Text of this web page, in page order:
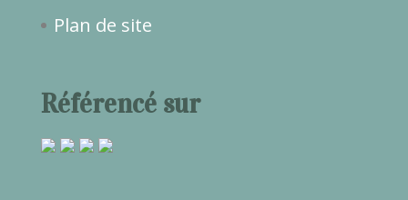
Plan de site
Référencé sur